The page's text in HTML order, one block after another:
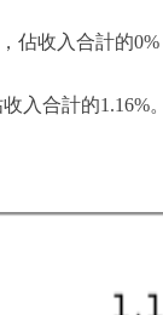
佔收入合計的
入合計的1.16%